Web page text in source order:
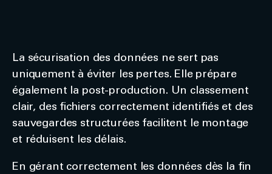
La sécurisation des données ne sert pas
uniquement à éviter les pertes. Elle prépare
également la post-production. Un classement
clair, des fichiers correctement identifiés et des
sauvegardes structurées facilitent le montage
et réduisent les délais.
En gérant correctement les données dès la fin